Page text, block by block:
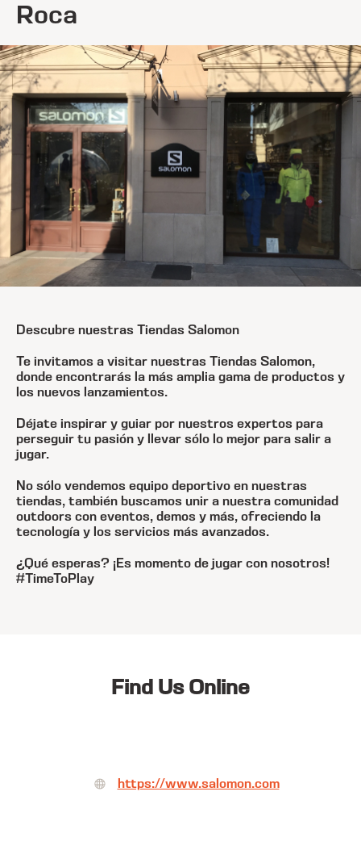
Roca
Descubre nuestras Tiendas Salomon
Te invitamos a visitar nuestras Tiendas Salomon,
donde encontrarás la más amplia gama de productos y
los nuevos lanzamientos.
Déjate inspirar y guiar por nuestros expertos para
perseguir tu pasión y llevar sólo lo mejor para salir a
jugar.
No sólo vendemos equipo deportivo en nuestras
tiendas, también buscamos unir a nuestra comunidad
outdoors con eventos, demos y más, ofreciendo la
tecnología y los servicios más avanzados.
¿Qué esperas? ¡Es momento de jugar con nosotros!
#TimeToPlay
Find Us Online
https://www.salomon.com